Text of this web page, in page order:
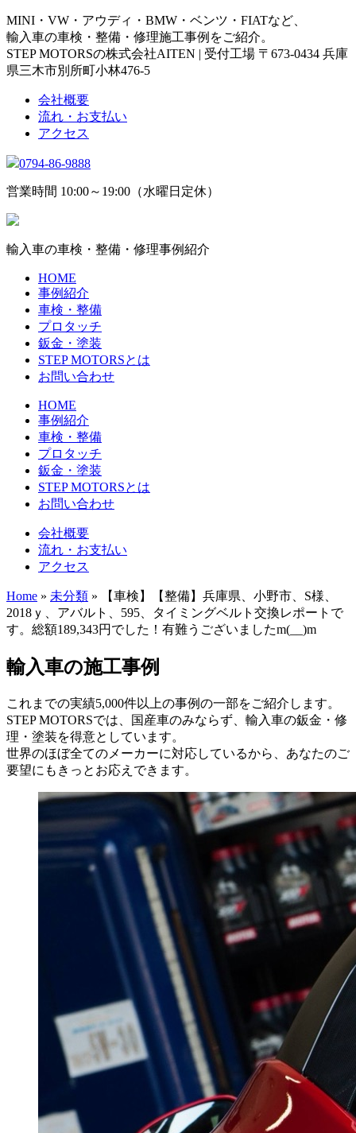
MINI・VW・アウディ・BMW・ベンツ・FIATなど、
輸入車の車検・整備・修理施工事例をご紹介。
STEP MOTORSの株式会社AITEN | 受付工場 〒673-0434 兵庫
県三木市別所町小林476-5
会社概要
流れ・お支払い
アクセス
0794-86-9888
営業時間 10:00～19:00（水曜日定休）
輸入車の車検・整備・修理事例紹介
HOME
事例紹介
車検・整備
プロタッチ
鈑金・塗装
STEP MOTORSとは
お問い合わせ
HOME
事例紹介
車検・整備
プロタッチ
鈑金・塗装
STEP MOTORSとは
お問い合わせ
会社概要
流れ・お支払い
アクセス
Home » 未分類 » 【車検】【整備】兵庫県、小野市、S様、
2018ｙ、アバルト、595、タイミングベルト交換レポートで
す。総額189,343円でした！有難うございましたm(__)m
輸入車の施工事例
これまでの実績5,000件以上の事例の一部をご紹介します。
STEP MOTORSでは、国産車のみならず、輸入車の鈑金・修
理・塗装を得意としています。
世界のほぼ全てのメーカーに対応しているから、あなたのご
要望にもきっとお応えできます。